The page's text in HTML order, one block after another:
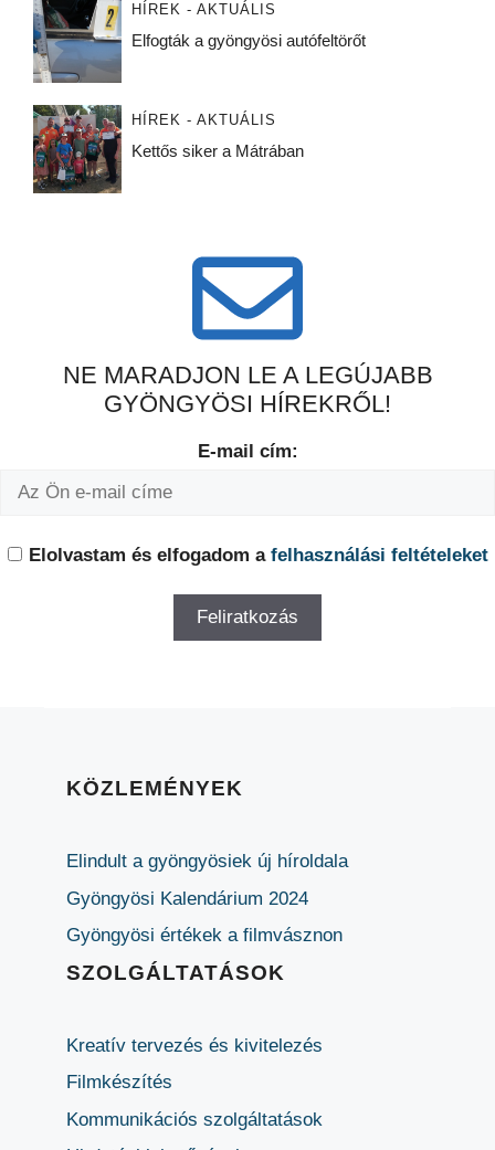
HÍREK - AKTUÁLIS
Elfogták a gyöngyösi autófeltörőt
HÍREK - AKTUÁLIS
Kettős siker a Mátrában
NE MARADJON LE A LEGÚJABB
GYÖNGYÖSI HÍREKRŐL!
E-mail cím:
Elolvastam és elfogadom a felhasználási feltételeket
KÖZLEMÉNYEK
Elindult a gyöngyösiek új híroldala
Gyöngyösi Kalendárium 2024
Gyöngyösi értékek a filmvásznon
SZOLGÁLTATÁSOK
Kreatív tervezés és kivitelezés
Filmkészítés
Kommunikációs szolgáltatások